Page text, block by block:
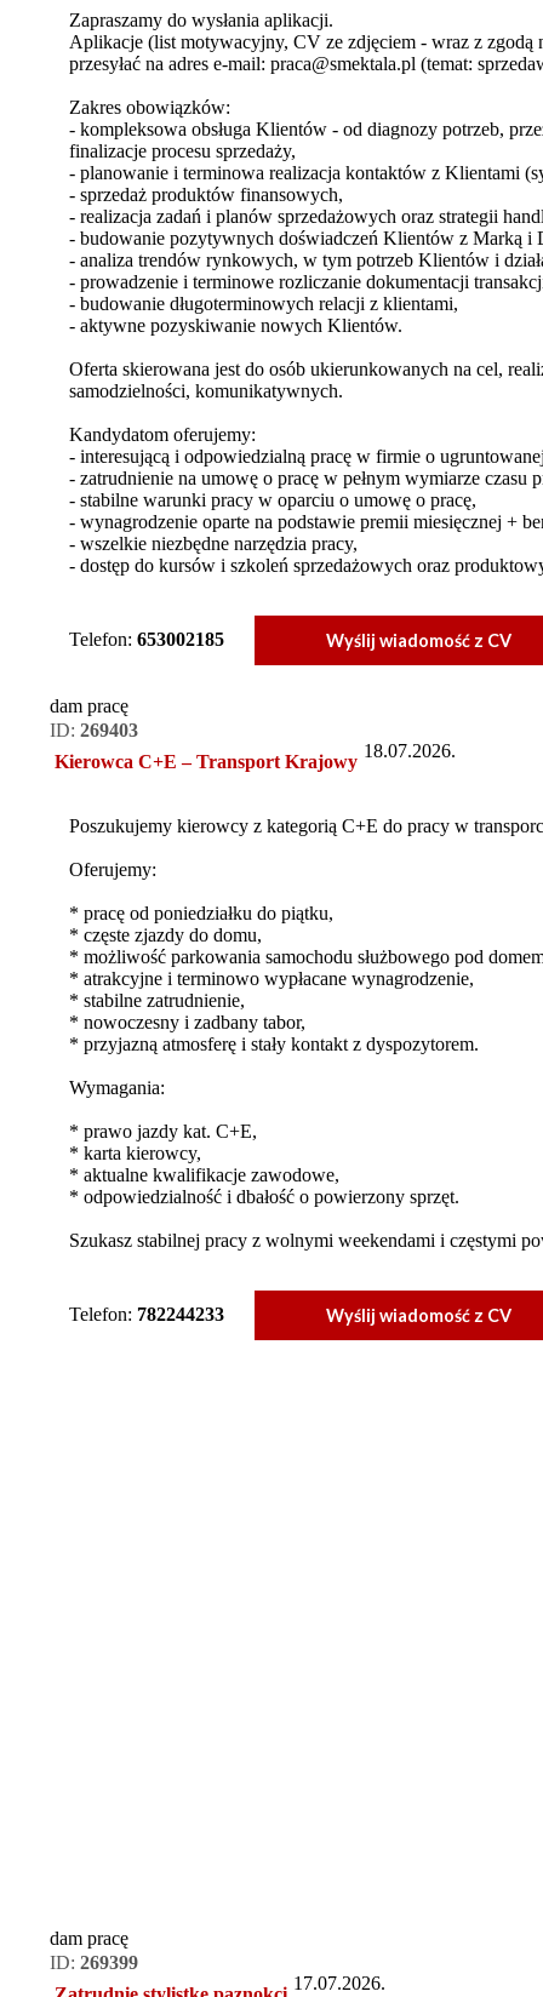
Zapraszamy do wysłania aplikacji.
Aplikacje (list motywacyjny, CV ze zdjęciem - wraz z zgodą
przesyłać na adres e-mail: praca@smektala.pl (temat:
Zakres obowiązków:
- kompleksowa obsługa Klientów - od diagnozy potrzeb,
finalizacje procesu sprzedaży,
- planowanie i terminowa realizacja kontaktów z Klientami
- sprzedaż produktów finansowych,
- realizacja zadań i planów sprzedażowych oraz strategii
- budowanie pozytywnych doświadczeń Klientów z Marką i
- analiza trendów rynkowych, w tym potrzeb Klientów i
- prowadzenie i terminowe rozliczanie dokumentacji
- budowanie długoterminowych relacji z klientami,
- aktywne pozyskiwanie nowych Klientów.
Oferta skierowana jest do osób ukierunkowanych na cel,
samodzielności, komunikatywnych.
Kandydatom oferujemy:
- interesującą i odpowiedzialną pracę w firmie o
- zatrudnienie na umowę o pracę w pełnym wymiarze czasu
- stabilne warunki pracy w oparciu o umowę o pracę,
- wynagrodzenie oparte na podstawie premii miesięcznej +
- wszelkie niezbędne narzędzia pracy,
- dostęp do kursów i szkoleń sprzedażowych oraz
Telefon: 653002185 Wyślij wiadomość z CV
dam pracę
ID: 269403
Kierowca C+E – Transport Krajowy
18.07.2026.
Poszukujemy kierowcy z kategorią C+E do pracy w
Oferujemy:
* pracę od poniedziałku do piątku,
* częste zjazdy do domu,
* możliwość parkowania samochodu służbowego pod
* atrakcyjne i terminowo wypłacane wynagrodzenie,
* stabilne zatrudnienie,
* nowoczesny i zadbany tabor,
* przyjazną atmosferę i stały kontakt z dyspozytorem.
Wymagania:
* prawo jazdy kat. C+E,
* karta kierowcy,
* aktualne kwalifikacje zawodowe,
* odpowiedzialność i dbałość o powierzony sprzęt.
Szukasz stabilnej pracy z wolnymi weekendami i częstymi
Telefon: 782244233 Wyślij wiadomość z CV
dam pracę
ID: 269399
17.07.2026.